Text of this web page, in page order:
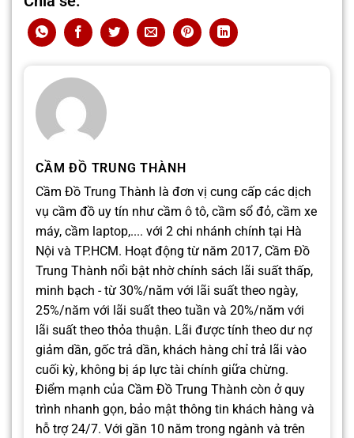
CẦM ĐỒ TRUNG THÀNH
Cầm Đồ Trung Thành là đơn vị cung cấp các dịch
vụ cầm đồ uy tín như cầm ô tô, cầm sổ đỏ, cầm xe
máy, cầm laptop,.... với 2 chi nhánh chính tại Hà
Nội và TP.HCM. Hoạt động từ năm 2017, Cầm Đồ
Trung Thành nổi bật nhờ chính sách lãi suất thấp,
minh bạch - từ 30%/năm với lãi suất theo ngày,
25%/năm với lãi suất theo tuần và 20%/năm với
lãi suất theo thỏa thuận. Lãi được tính theo dư nợ
giảm dần, gốc trả dần, khách hàng chỉ trả lãi vào
cuối kỳ, không bị áp lực tài chính giữa chừng.
Điểm mạnh của Cầm Đồ Trung Thành còn ở quy
trình nhanh gọn, bảo mật thông tin khách hàng và
hỗ trợ 24/7. Với gần 10 năm trong ngành và trên